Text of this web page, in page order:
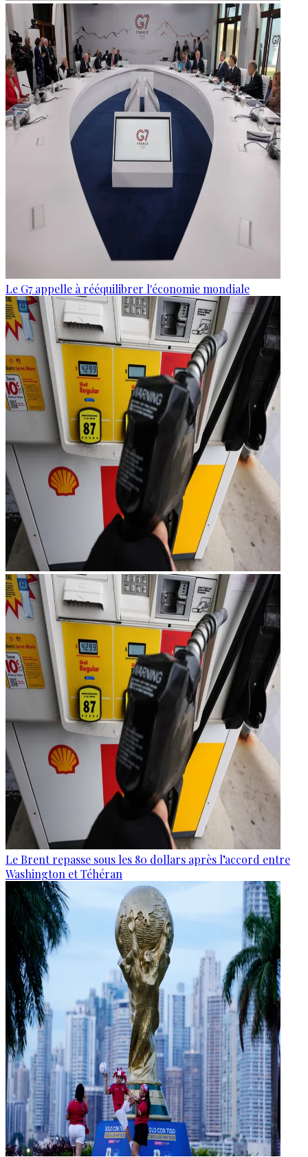
Le G7 appelle à rééquilibrer l'économie mondiale
Le Brent repasse sous les 80 dollars après l’accord entre
Washington et Téhéran